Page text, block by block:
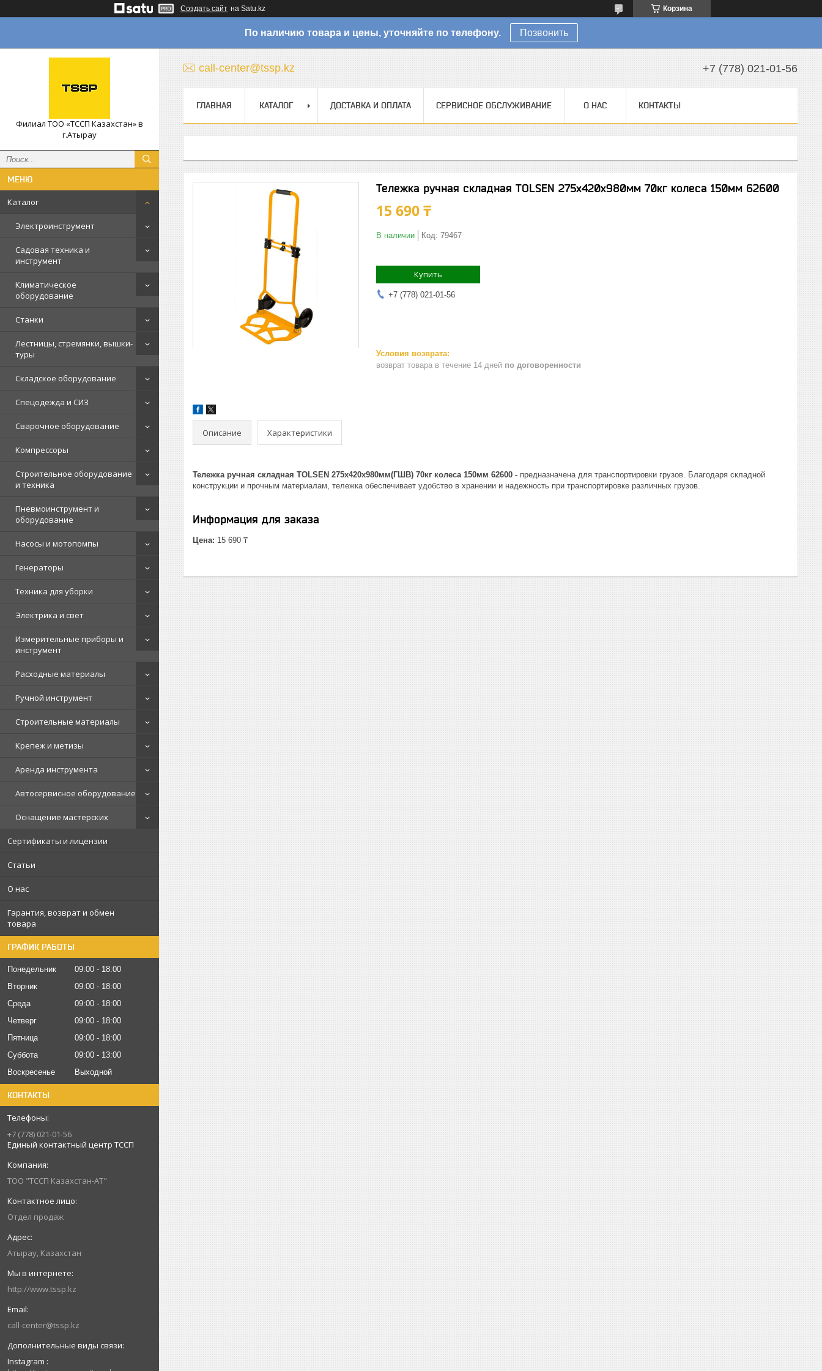
Создать сайт на Satu.kz Корзина
По наличию товара и цены, уточняйте по телефону. Позвонить
Филиал ТОО «ТССП Казахстан» в
г.Атырау
Каталог
Электроинструмент
Садовая техника и
инструмент
Климатическое
оборудование
Станки
Лестницы, стремянки, вышки-
туры
Складское оборудование
Спецодежда и СИЗ
Сварочное оборудование
Компрессоры
Строительное оборудование
и техника
Пневмоинструмент и
оборудование
Насосы и мотопомпы
Генераторы
Техника для уборки
Электрика и свет
Измерительные приборы и
инструмент
Расходные материалы
Ручной инструмент
Строительные материалы
Крепеж и метизы
Аренда инструмента
Автосервисное оборудование
Оснащение мастерских
Сертификаты и лицензии
Статьи
О нас
Гарантия, возврат и обмен
товара
ГРАФИК РАБОТЫ
Понедельник 09:00
18:00
Вторник
09:00
18:00
Среда
09:00
18:00
Четверг
09:00
18:00
Пятница
09:00
18:00
Суббота
09:00
13:00
Воскресенье
Выходной
КОНТАКТЫ
+7 (778) 021-01-56
Единый контактный центр ТССП
ТОО "ТССП Казахстан-АТ"
Отдел продаж
Атырау, Казахстан
http://www.tssp.kz
call-center@tssp.kz
Instagram
call-center@tssp.kz +7 (778) 021-01-56
ГЛАВНАЯ КАТАЛОГ ДОСТАВКА И ОПЛАТА СЕРВИСНОЕ ОБСЛУЖИВАНИЕ О НАС КОНТАКТЫ
Тележка ручная складная TOLSEN 275х420х980мм 70кг колеса 150мм 62600
15 690 ₸
В наличии Код: 79467
Купить
+7 (778) 021-01-56
возврат товара в течение 14 дней по договоренности
Описание Характеристики
Тележка ручная складная TOLSEN 275х420х980мм(ГШВ) 70кг колеса 150мм 62600 - предназначена для транспортировки грузов. Благодаря складной
конструкции и прочным материалам, тележка обеспечивает удобство в хранении и надежность при транспортировке различных грузов.
Информация для заказа
Цена: 15 690 ₸